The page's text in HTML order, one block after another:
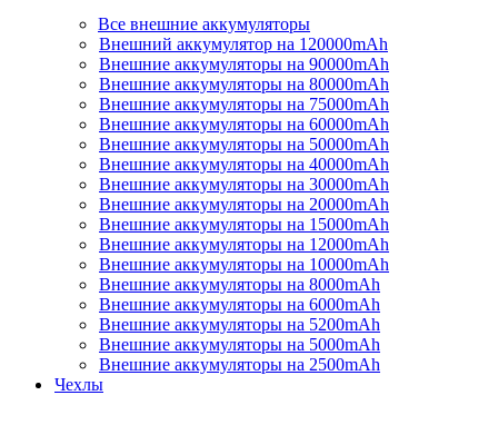
Все внешние аккумуляторы
Внешний аккумулятор на 120000mAh
Внешние аккумуляторы на 90000mAh
Внешние аккумуляторы на 80000mAh
Внешние аккумуляторы на 75000mAh
Внешние аккумуляторы на 60000mAh
Внешние аккумуляторы на 50000mAh
Внешние аккумуляторы на 40000mAh
Внешние аккумуляторы на 30000mAh
Внешние аккумуляторы на 20000mAh
Внешние аккумуляторы на 15000mAh
Внешние аккумуляторы на 12000mAh
Внешние аккумуляторы на 10000mAh
Внешние аккумуляторы на 8000mAh
Внешние аккумуляторы на 6000mAh
Внешние аккумуляторы на 5200mAh
Внешние аккумуляторы на 5000mAh
Внешние аккумуляторы на 2500mAh
Чехлы